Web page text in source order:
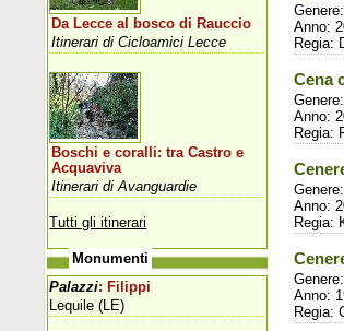
Anno:
Regia:
Cena
Anno:
Regia:
Anno:
Regia:
Anno:
Regia:
Da Lecce al bosco di Rauccio
Itinerari di Cicloamici Lecce
Boschi e coralli: tra Castro e
Acquaviva
Itinerari di Avanguardie
Tutti gli itinerari
Monumenti
Palazzi: Filippi
Lequile (LE)